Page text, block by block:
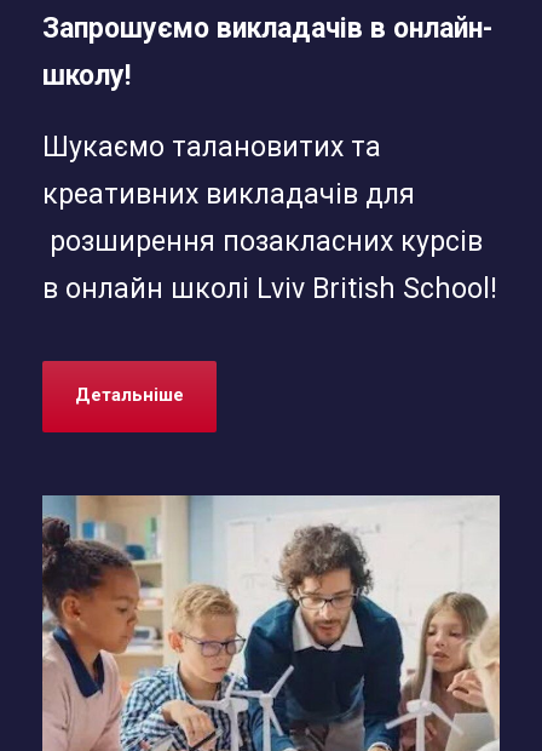
e
Запрошуємо викладачів в онлайн-
школу!
Шукаємо талановитих та
креативних викладачів для
розширення позакласних курсів
в онлайн школі Lviv British School!
Детальніше